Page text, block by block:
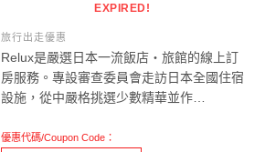
EXPIRED!
旅行出走優惠
Relux是嚴選日本一流飯店・旅館的線上訂
房服務。專設審查委員會走訪日本全國住宿
設施，從中嚴格挑選少數精華並作…
優惠代碼/Coupon Code：